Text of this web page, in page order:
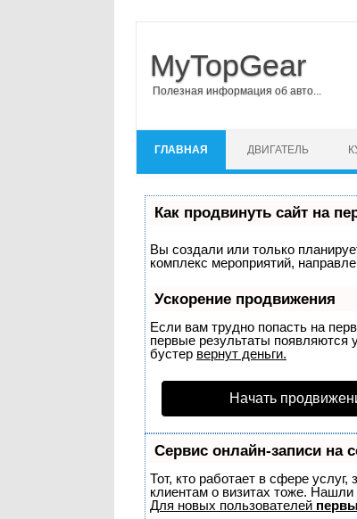
MyTopGear
Полезная информация об авто...
ГЛАВНАЯ ДВИГАТЕЛЬ
Как продвинуть сайт на
Вы создали или только
комплекс мероприятий,
Ускорение продвижения
Если вам трудно попасть на
первые результаты появляются
бустер вернут деньги.
Начать
Сервис онлайн-записи на
Тот, кто работает в сфере
клиентам о визитах тоже.
Для новых пользователей